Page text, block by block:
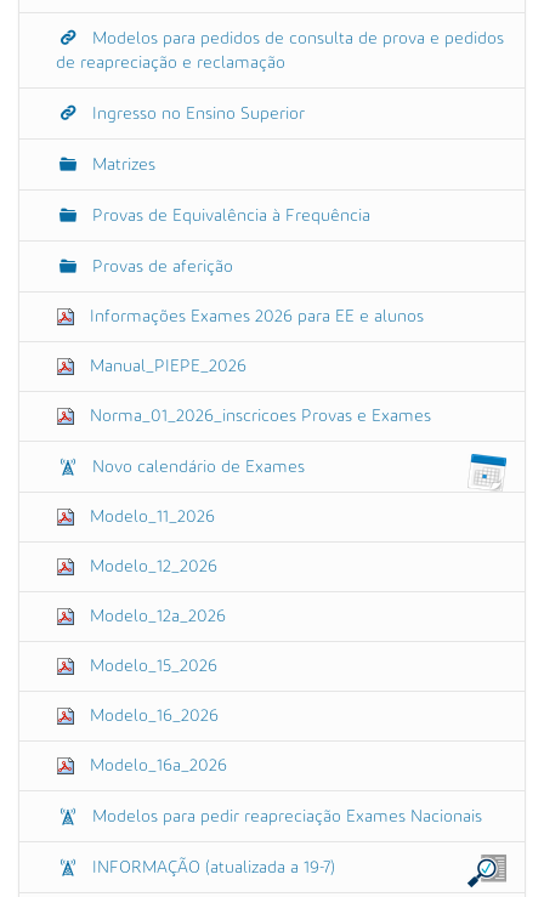
Modelos para pedidos de consulta de prova e pedidos
de reapreciação e reclamação
Ingresso no Ensino Superior
Matrizes
Provas de Equivalência à Frequência
Provas de aferição
Informações Exames 2026 para EE e alunos
Manual_PIEPE_2026
Norma_01_2026_inscricoes Provas e Exames
Novo calendário de Exames
Modelo_11_2026
Modelo_12_2026
Modelo_12a_2026
Modelo_15_2026
Modelo_16_2026
Modelo_16a_2026
Modelos para pedir reapreciação Exames Nacionais
INFORMAÇÃO (atualizada a 19-7)